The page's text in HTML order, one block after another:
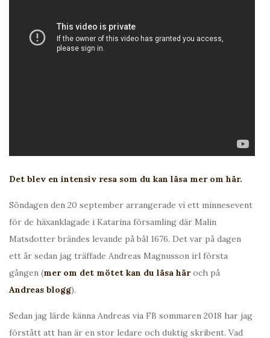
Det blev en intensiv resa som du kan läsa mer om här.
Söndagen den 20 september arrangerade vi ett minnesevent
för de häxanklagade i Katarina församling där Malin
Matsdotter brändes levande på bål 1676. Det var på dagen
ett år sedan jag träffade Andreas Magnusson irl första
gången (mer om det mötet kan du läsa häroch på
Andreas blogg).
Sedan jag lärde känna Andreas via FB sommaren 2018 har jag
förstått att han är en stor ledare och duktig skribent. Vad